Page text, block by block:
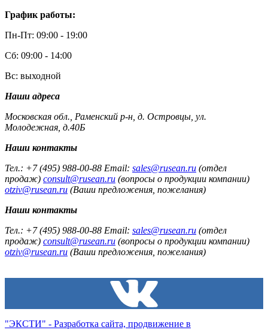
График работы:
Пн-Пт: 09:00 - 19:00
Сб: 09:00 - 14:00
Вс: выходной
Наши адреса
Московская обл., Раменский р-н, д. Островцы, ул.
Молодежная, д.40Б
Наши контакты
Тел.: +7 (495) 988-00-88 Email: sales@rusean.ru (отдел
продаж) consult@rusean.ru (вопросы о продукции компании)
otziv@rusean.ru (Ваши предложения, пожелания)
Наши контакты
Тел.: +7 (495) 988-00-88 Email: sales@rusean.ru (отдел
продаж) consult@rusean.ru (вопросы о продукции компании)
otziv@rusean.ru (Ваши предложения, пожелания)
"ЭКСТИ" - Разработка сайта, продвижение в